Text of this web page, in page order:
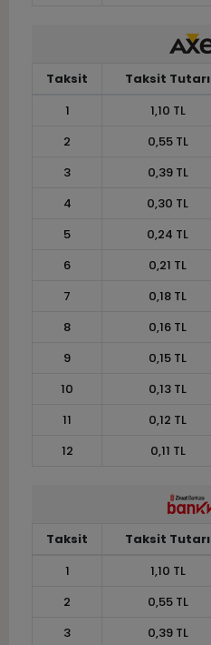
Taksit Taksit Tutarı
1
1,10 TL
2
0,55 TL
3
0,39 TL
4
0,30 TL
5
0,24 TL
6
0,21 TL
7
0,18 TL
8
0,16 TL
9
0,15 TL
10
0,13 TL
11
0,12 TL
12
0,11 TL
Taksit Taksit Tutarı
1
1,10 TL
2
0,55 TL
3
0,39 TL